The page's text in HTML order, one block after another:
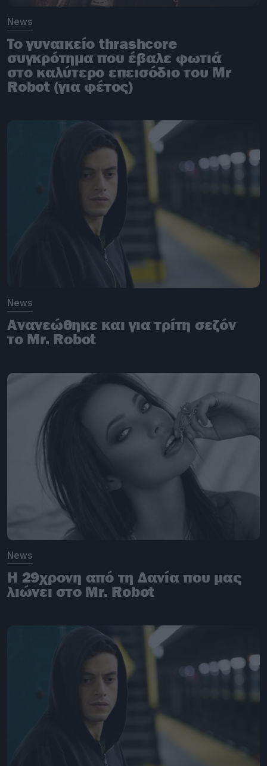
News
To γυναικείο thrashcore
συγκρότημα που έβαλε φωτιά
στο καλύτερο επεισόδιο του Mr
Robot (για φέτος)
News
Ανανεώθηκε και για τρίτη σεζόν
το Mr. Robot
News
H 29χρονη από τη Δανία που μας
λιώνει στο Mr. Robot